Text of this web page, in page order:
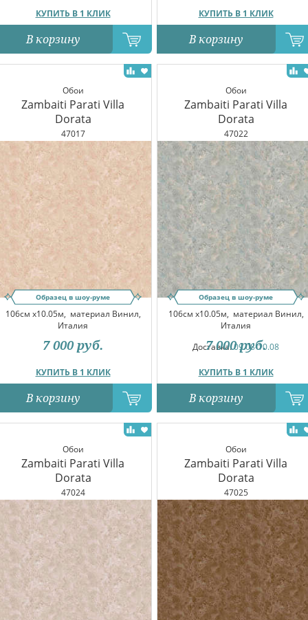
КУПИТЬ В 1 КЛИК
В корзину
КУПИТЬ В 1 КЛИК
В корзину
Обои
Zambaiti Parati Villa
Dorata
47017
Образец в шоу-руме
106см x10.05м, материал Винил,
Италия
КУПИТЬ В 1 КЛИК
7 000 руб.
В корзину
Обои
Zambaiti Parati Villa
Dorata
47022
Образец в шоу-руме
106см x10.05м, материал Винил,
Италия
Доставка:09.08-10.08
КУПИТЬ В 1 КЛИК
7 000 руб.
В корзину
Обои
Zambaiti Parati Villa
Dorata
47024
Обои
Zambaiti Parati Villa
Dorata
47025